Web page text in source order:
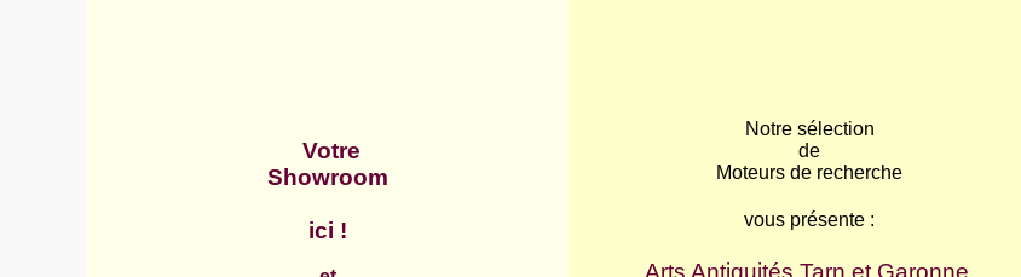
Votre
Showroom
ici !
Notre sélection
de
Moteurs de recherche
vous présente :
Arts Antiquités Tarn et Garonne,